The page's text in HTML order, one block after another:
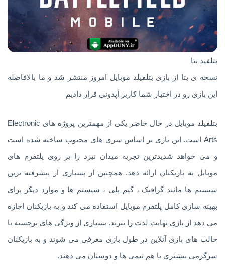
بتلفید بتا
نسخه ی بتا از بازی بتلفیلد موبایل امروز منتشر شد و ما بالافاصله
این بازی رو در اختیار شما کاربر اَپدونی قرار دادیم
بتلفیلد موبایل در حال حاضر یکی از مهمترین پروژه های Electronic
Arts است. این بازی بر اساس سری های محبوب ساخته شده است
و می خواهد شدیدترین تجربه میدان نبرد را بر روی پلتفرم های
موبایل به بازیکنان ارائه دهد. همچنین از بسیاری از پیشرفته ترین
سیستم ها مانند گرافیک ، گیم پلی ، سیستم ها و موارد دیگر برای
بهینه سازی کامل پلتفرم موبایل استفاده می کند و به بازیکنان اجازه
می دهد از بازی نهایت لذت را ببرند. بسیاری از ویژگی های برجسته یا
حالت های بازی آنلاین در طول بازی معرفی می شوند و به بازیکنان
سرگرمی بیشتری با هم تیمی ها و دوستان می دهند.